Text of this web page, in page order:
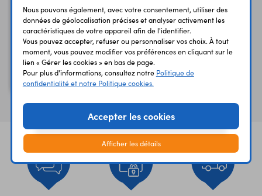
10 cosses rouges FRMI
6,35 mm - isolées
Nous pouvons également, avec votre consentement, utiliser des
données de géolocalisation précises et analyser activement les
caractéristiques de votre appareil afin de l'identifier.
Vous pouvez accepter, refuser ou personnaliser vos choix. À tout
moment, vous pouvez modifier vos préférences en cliquant sur le
lien « Gérer les cookies » en bas de page.
Pour plus d'informations, consultez notre Politique de
confidentialité et notre Politique cookies.
Accepter les cookies
Afficher les détails